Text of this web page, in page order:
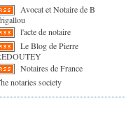
Avocat et Notaire de B
l'acte de notaire
Le Blog de Pierre
Notaires de France
notaries society